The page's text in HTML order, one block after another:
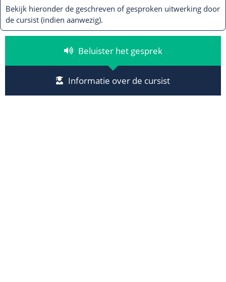
Bekijk hieronder de geschreven of gesproken uitwerking door
de cursist (indien aanwezig).
Beluister het gesprek
Informatie over de cursist